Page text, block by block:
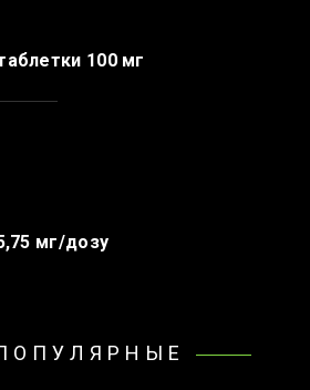
100 мг
мг/дозу